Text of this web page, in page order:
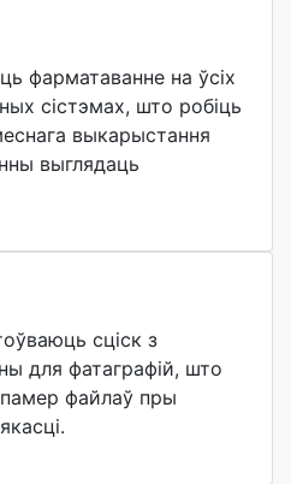
фарматаванне на ўсіх
сістэмах, што робіць
выкарыстання
выглядаць
сціск з
для фатаграфій, што
памер файлаў пры